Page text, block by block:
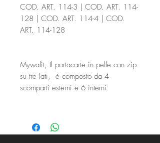
COD. ART. 114-3 | COD. ART. 114-
128 | COD. ART. 114-4 | COD.
ART. 114-128
Mywalit, Il portacarte in pelle con zip
su tre lati, è composto da 4
scomparti esterni e 6 interni.